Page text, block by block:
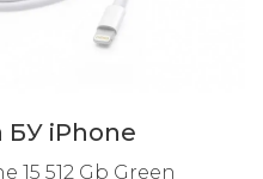
БУ iPhone
512 Gb Green